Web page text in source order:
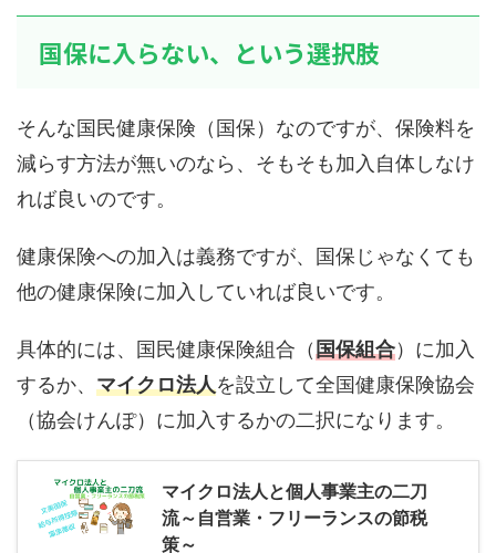
国保に入らない、という選択肢
そんな国民健康保険（国保）なのですが、保険料を
減らす方法が無いのなら、そもそも加入自体しなけ
れば良いのです。
健康保険への加入は義務ですが、国保じゃなくても
他の健康保険に加入していれば良いです。
具体的には、国民健康保険組合（国保組合）に加入
するか、 マイクロ法人を設立して全国健康保険協会
（協会けんぽ）に加入するかの二択になります。
マイクロ法人と個人事業主の二刀
流～自営業・フリーランスの節税
策～